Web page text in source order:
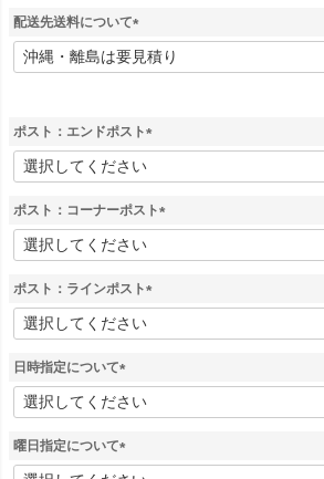
配送先送料について
(
必
ポスト：エンドポスト
(
ポスト：コーナーポスト
(
ポスト：ラインポスト
(
日時指定について
(
必
)
曜日指定について
(